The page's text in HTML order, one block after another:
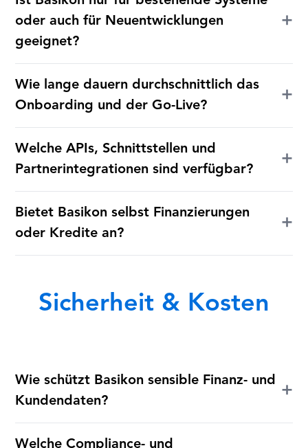
oder auch für Neuentwicklungen
geeignet?
+
Wie lange dauern durchschnittlich das
Onboarding und der Go-Live?
+
Welche APIs, Schnittstellen und
Partnerintegrationen sind verfügbar?
+
Bietet Basikon selbst Finanzierungen
oder Kredite an?
+
Sicherheit & Kosten
Wie schützt Basikon sensible Finanz- und
Kundendaten?
+
Welche Compliance- und